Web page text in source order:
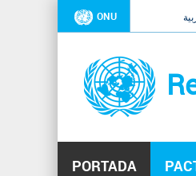
ONU
PORTADA